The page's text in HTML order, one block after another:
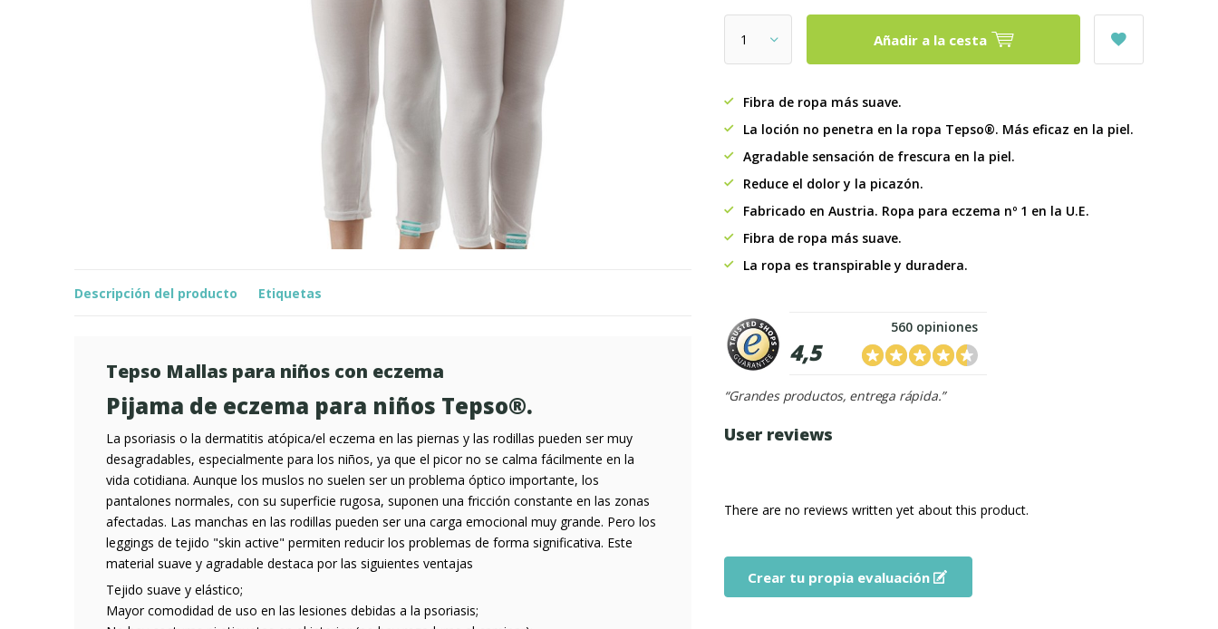
Descripción del producto Etiquetas
Tepso Mallas para niños con eczema
Pijama de eczema para niños Tepso®.
La psoriasis o la dermatitis atópica/el eczema en las piernas y las rodillas pueden ser muy
desagradables, especialmente para los niños, ya que el picor no se calma fácilmente en la
vida cotidiana. Aunque los muslos no suelen ser un problema óptico importante, los
pantalones normales, con su superficie rugosa, suponen una fricción constante en las zonas
afectadas. Las manchas en las rodillas pueden ser una carga emocional muy grande. Pero los
leggings de tejido "skin active" permiten reducir los problemas de forma significativa. Este
material suave y agradable destaca por las siguientes ventajas
Tejido suave y elástico;
Mayor comodidad de uso en las lesiones debidas a la psoriasis;
Añadir a la cesta
Fibra de ropa más suave.
La loción no penetra en la ropa Tepso®. Más eficaz en la piel.
Agradable sensación de frescura en la piel.
Reduce el dolor y la picazón.
Fabricado en Austria. Ropa para eczema nº 1 en la U.E.
Fibra de ropa más suave.
La ropa es transpirable y duradera.
4,5
560 opiniones
“Grandes productos, entrega rápida.”
User reviews
There are no reviews written yet about this product.
Crear tu propia evaluación